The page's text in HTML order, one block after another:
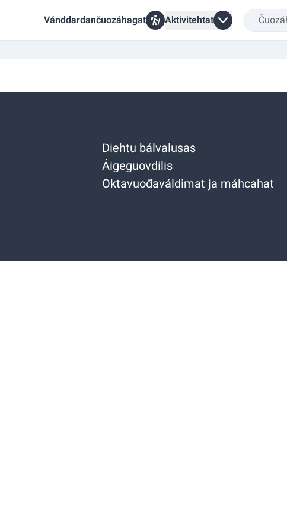
Vánddardančuozáhagat Aktivitehtat
Diehtu bálvalusas
Áigeguovdilis
Oktavuođaváldimat ja máhcahat